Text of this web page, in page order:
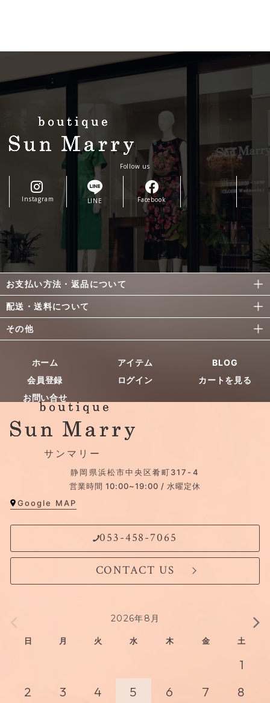
Follow us
Instagram LINE Facebook
お支払い方法・返品について
配送・送料について
その他
ホーム アイテム
BLOG
会員登録
ログイン
カートを見る
お問い合せ
サンマリー
静岡県浜松市中央区肴町317-4
営業時間 10:00~19:00 / 水曜定休
Google MAP
053-458-7065
CONTACT US
2026年8月
日 月 火 水 木 金 土
1
2
3 4 5 6 7 8